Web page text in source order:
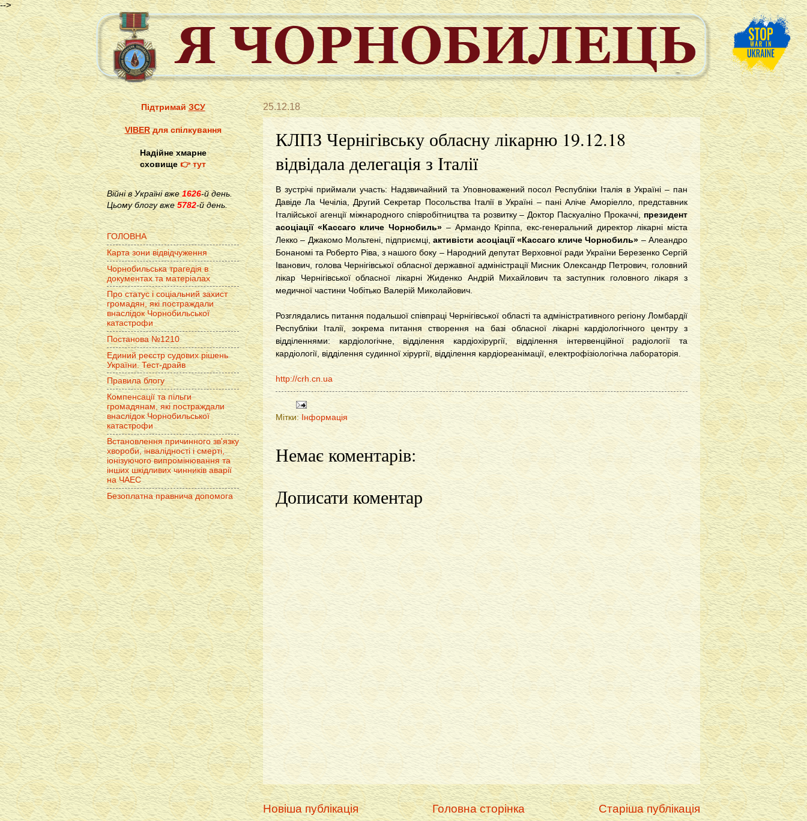
-->
25.12.18
КЛПЗ Чернігівську обласну лікарню 19.12.18
відвідала делегація з Італії
В зустрічі приймали участь: Надзвичайний та Уповноважений посол Республіки Італія в Україні – пан
Давіде Ла Чечіліа, Другий Секретар Посольства Італії в Україні – пані Аліче Аморіелло, представник
Італійської агенції міжнародного співробітництва та розвитку – Доктор Паскуаліно Прокаччі, президент
асоціації «Кассаго кличе Чорнобиль» – Армандо Кріппа, екс-генеральний директор лікарні міста
Лекко – Джакомо Мольтені, підприємці,активісти асоціації «Кассаго кличе Чорнобиль» – Алеандро
Бонаномі та Роберто Ріва, з нашого боку – Народний депутат Верховної ради України Березенко Сергій
Іванович, голова Чернігівської обласної державної адміністрації Мисник Олександр Петрович, головний
лікар Чернігівської обласної лікарні Жиденко Андрій Михайлович та заступник головного лікаря з
медичної частини Чобітько Валерій Миколайович.
Розглядались питання подальшої співпраці Чернігівської області та адміністративного регіону Ломбардії
Республіки Італії, зокрема питання створення на базі обласної лікарні кардіологічного центру з
відділеннями: кардіологічне, відділення кардіохірургії, відділення інтервенційної радіології та
кардіології, відділення судинної хірургії, відділення кардіореанімації, електрофізіологічна лабораторія.
http://crh.cn.ua
Мітки: Інформація
Немає коментарів:
Дописати коментар
Новіша публікація Старіша публікація
Головна сторінка
ПідтримайЗСУ
VIBERдля спілкування
Надійне хмарне
сховище👉 тут
Війні в Україні вже1626-й день.
Цьому блогу вже 5782-й день.
ГОЛОВНА
Карта зони відвідчуження
Чорнобильська трагедія в
документах та матеріалах
Про статус і соціальний захист
громадян, які постраждали
внаслідок Чорнобильської
катастрофи
Постанова №1210
Единий реєстр судових рішень
України. Тест-драйв
Правила блогу
Компенсації та пільги
громадянам, які постраждали
внаслідок Чорнобильської
катастрофи
Встановлення причинного зв'язку
хвороби, інвалідності і смерті,
іонізуючого випромінювання та
інших шкідливих чинників аварії
на ЧАЕС
Безоплатна правнича допомога